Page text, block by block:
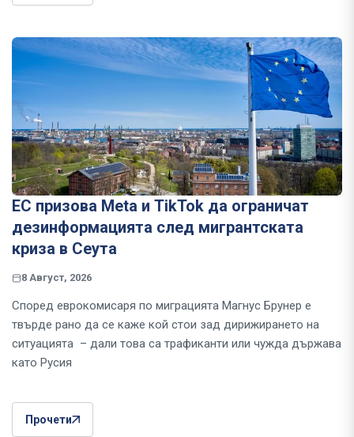
ЕС призова Meta и TikTok да ограничат
дезинформацията след мигрантската
криза в Сеута
8 Август, 2026
Според еврокомисаря по миграцията Магнус Брунер е
твърде рано да се каже кой стои зад дирижирането на
ситуацията – дали това са трафиканти или чужда държава
като Русия
Прочети